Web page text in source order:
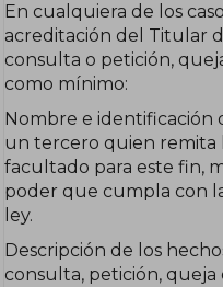
En cualquiera de los
acreditación del Titular
consulta o petición,
como mínimo:
Nombre e identificación
un tercero quien remita
facultado para este fin,
poder que cumpla con
ley.
Descripción de los
consulta, petición, queja